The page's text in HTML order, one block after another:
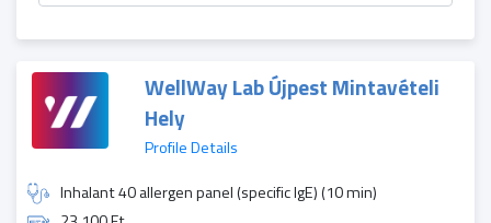
WellWay Lab Újpest Mintavételi
Hely
Profile Details
Inhalant 40 allergen panel (specific IgE) (10 min)